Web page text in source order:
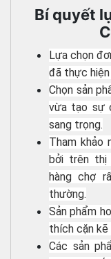
Bí quyết
Lựa chọn
đã thực
Chọn sản
vừa tạo sự
sang trọng.
Tham khảo
bởi trên thị
hàng chợ
thường.
Sản phẩm
thích cặn kẽ
Các sản